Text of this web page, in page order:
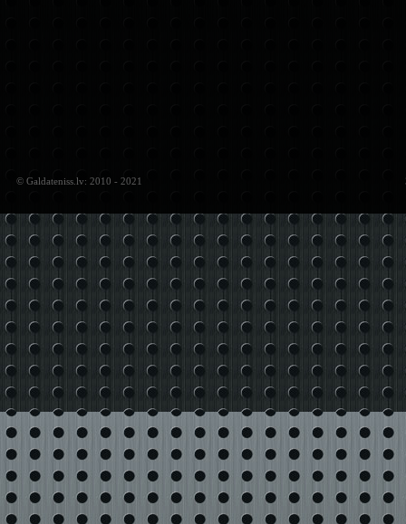
© Galdateniss.lv: 2010 - 2021